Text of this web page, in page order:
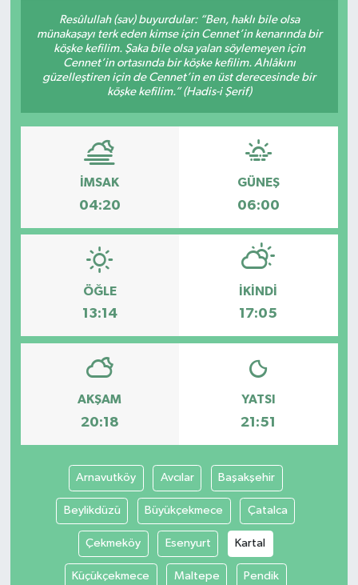
Resûlullah (sav) buyurdular: “Ben, haklı bile olsa
münakaşayı terk eden kimse için Cennet’in kenarında bir
köşke kefilim. Şaka bile olsa yalan söylemeyen için
Cennet’in ortasında bir köşke kefilim. Ahlâkını
güzelleştiren için de Cennet’in en üst derecesinde bir
köşke kefilim.” (Hadis-i Şerif)
İMSAK
04:20
GÜNEŞ
06:00
ÖĞLE
13:14
İKINDI
17:05
AKŞAM
20:18
YATSI
21:51
Arnavutköy Avcılar Başakşehir
Beylikdüzü Büyükçekmece Çatalca
Çekmeköy Esenyurt Kartal
Küçükçekmece Maltepe Pendik